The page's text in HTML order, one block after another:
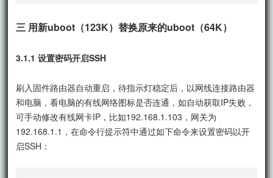
三 用新uboot（123K）替换原来的uboot（64K）
3.1.1 设置密码开启SSH
刷入固件路由器自动重启，待指示灯稳定后，以网线连接路由器
和电脑，看电脑的有线网络图标是否连通，如自动获取IP失败，
可手动修改有线网卡IP，比如192.168.1.103，网关为
192.168.1.1，在命令行提示符中通过如下命令来设置密码以开
启SSH：